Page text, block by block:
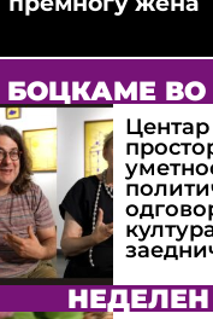
БОЦКАМЕ ВО